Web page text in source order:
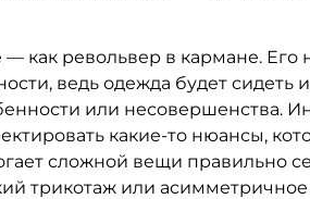
как револьвер в кармане. Его
ведь одежда будет сидеть
или несовершенства.
какие-то нюансы,
сложной вещи правильно
трикотаж или асимметричное